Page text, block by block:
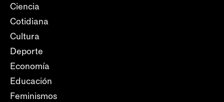
Ciencia
Cotidiana
Cultura
Deporte
Economía
Educación
Feminismos